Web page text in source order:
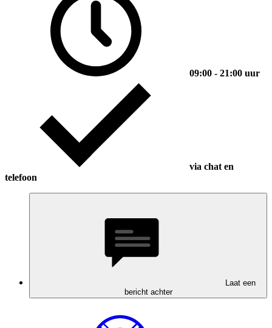
09:00 - 21:00 uur
via chat en
telefoon
Laat een
bericht achter